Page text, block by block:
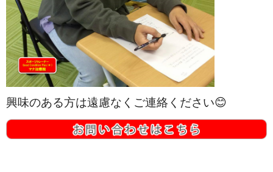
興味のある方は遠慮なくご連絡ください😊